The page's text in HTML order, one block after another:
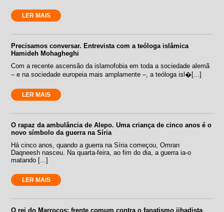
LER MAIS
Precisamos conversar. Entrevista com a teóloga islâmica
Hamideh Mohagheghi
Com a recente ascensão da islamofobia em toda a sociedade alemã
– e na sociedade europeia mais amplamente –, a teóloga isl�[...]
LER MAIS
O rapaz da ambulância de Alepo. Uma criança de cinco anos é o
novo símbolo da guerra na Síria
Há cinco anos, quando a guerra na Síria começou, Omran
Daqneesh nasceu. Na quarta-feira, ao fim do dia, a guerra ia-o
matando [...]
LER MAIS
O rei do Marrocos: frente comum contra o fanatismo jihadista